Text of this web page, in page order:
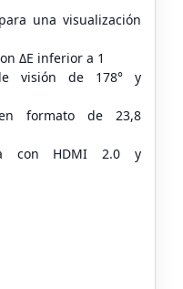
una visualización
ΔE inferior a 1
visión de 178° y
formato de 23,8
con HDMI 2.0 y